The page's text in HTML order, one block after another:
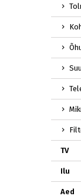
TV
Ilu
Aed